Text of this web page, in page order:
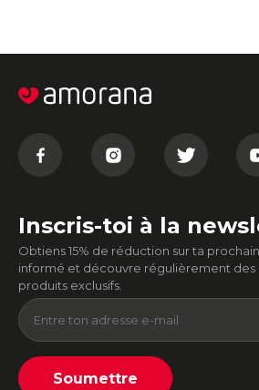
Inscris-toi à la
Obtiens 15% de réduction sur ta
informé et découvre régulièrement des
produits exclusifs.
Soumettre